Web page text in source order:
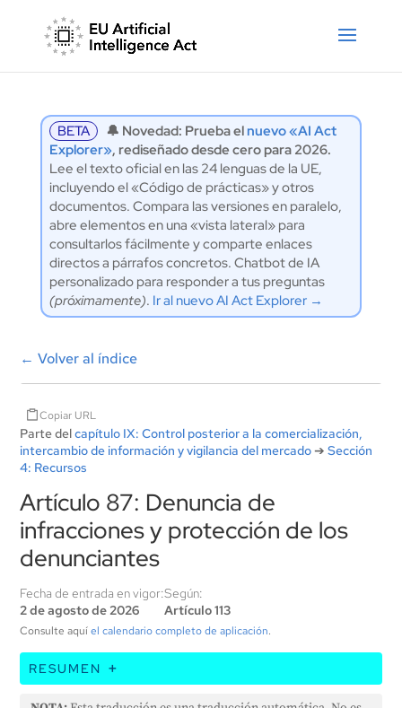
BETA 🔔 Novedad: Prueba elnuevo «AI Act
Explorer», rediseñado desde cero para 2026.
Lee el texto oficial en las 24 lenguas de la UE,
incluyendo el «Código de prácticas» y otros
documentos. Compara las versiones en paralelo,
abre elementos en una «vista lateral» para
consultarlos fácilmente y comparte enlaces
directos a párrafos concretos. Chatbot de IA
personalizado para responder a tus preguntas
(próximamente). Ir al nuevo AI Act Explorer →
←Volver al índice
Copiar URL
Parte delcapítulo IX: Control posterior a la comercialización,
intercambio de información y vigilancia del mercado➔Sección
4: Recursos
Artículo 87: Denuncia de
infracciones y protección de los
denunciantes
Fecha de entrada en vigor:
2 de agosto de 2026
Según:
Artículo 113
Consulte aquíel calendario completo de aplicación.
RESUMEN
Este artículo trata sobre la denuncia de cualquier